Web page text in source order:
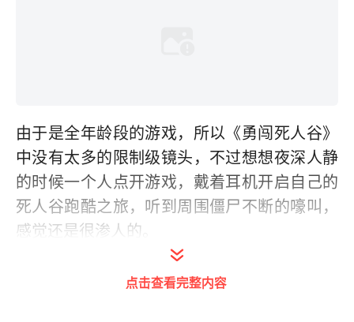
由于是全年龄段的游戏，所以《勇闯死人谷》
中没有太多的限制级镜头，不过想想夜深人静
的时候一个人点开游戏，戴着耳机开启自己的
死人谷跑酷之旅，听到周围僵尸不断的嚎叫，
感觉还是很渗人的。
点击查看完整内容